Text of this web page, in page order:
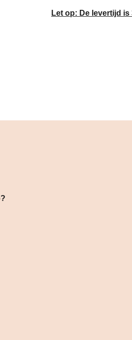
Let op: De levertijd is